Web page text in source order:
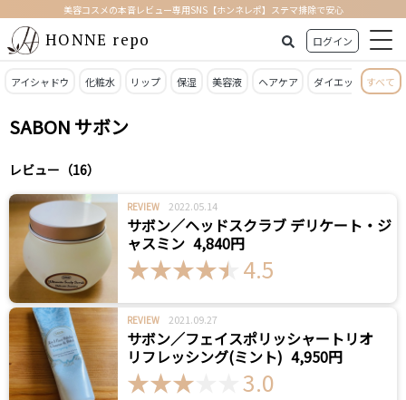
美容コスメの本音レビュー専用SNS【ホンネレポ】ステマ排除で安心
HONNE repo ログイン
アイシャドウ 化粧水 リップ 保湿 美容液 ヘアケア ダイエット 日焼
すべて
SABON サボン
レビュー（16）
REVIEW 2022.05.14
サボン／ヘッドスクラブ デリケート・ジ
ャスミン 4,840円
4.5
REVIEW 2021.09.27
サボン／フェイスポリッシャートリオ
リフレッシング(ミント) 4,950円
3.0